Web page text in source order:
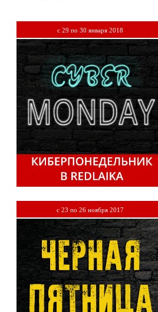
c 29 по 30 января 2018
c 23 по 26 ноября 2017